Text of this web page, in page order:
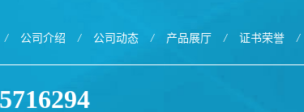
/ 公司介绍 / 公司动态 / 产品展厅 / 证书荣誉 /